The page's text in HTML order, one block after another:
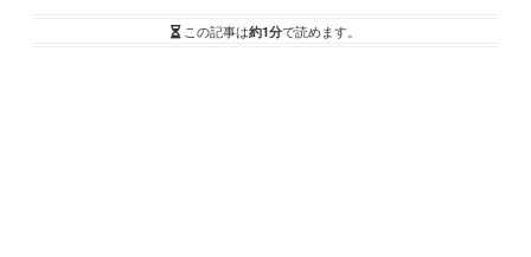
この記事は約1分で読めます。